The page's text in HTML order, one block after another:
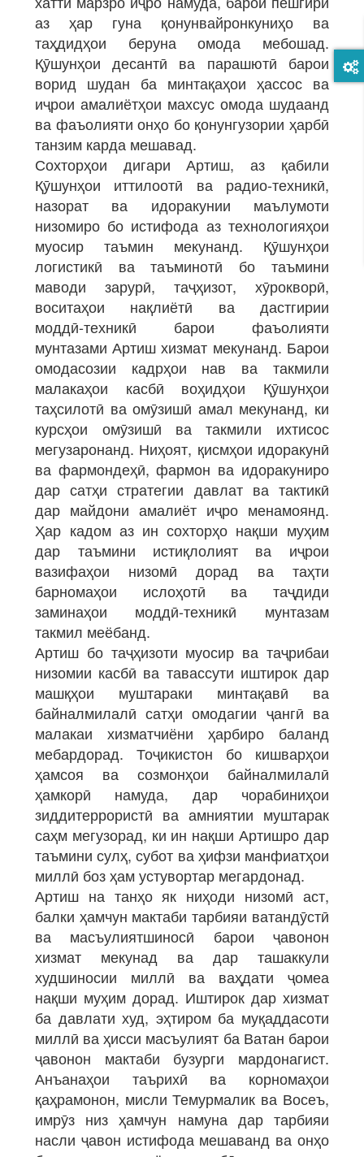
аз ҳар гуна қонунвайронкуниҳо ва
таҳдидҳои беруна омода мебошад.
Қӯшунҳои десантӣ ва парашютӣ барои
ворид шудан ба минтақаҳои ҳассос ва
иҷрои амалиётҳои махсус омода шудаанд
ва фаъолияти онҳо бо қонунгузории ҳарбӣ
танзим карда мешавад.
Сохторҳои дигари Артиш, аз қабили
Қӯшунҳои иттилоотӣ ва радио‑техникӣ,
назорат ва идоракунии маълумоти
низомиро бо истифода аз технологияҳои
муосир таъмин мекунанд. Қӯшунҳои
логистикӣ ва таъминотӣ бо таъмини
маводи зарурӣ, таҷҳизот, хӯрокворӣ,
воситаҳои нақлиётӣ ва дастгирии
моддӣ‑техникӣ барои фаъолияти
мунтазами Артиш хизмат мекунанд. Барои
омодасозии кадрҳои нав ва такмили
малакаҳои касбӣ воҳидҳои Қӯшунҳои
таҳсилотӣ ва омӯзишӣ амал мекунанд, ки
курсҳои омӯзишӣ ва такмили ихтисос
мегузаронанд. Ниҳоят, қисмҳои идоракунӣ
ва фармондеҳӣ, фармон ва идоракуниро
дар сатҳи стратегии давлат ва тактикӣ
дар майдони амалиёт иҷро менамоянд.
Ҳар кадом аз ин сохторҳо нақши муҳим
дар таъмини истиқлолият ва иҷрои
вазифаҳои низомӣ дорад ва таҳти
барномаҳои ислоҳотӣ ва таҷдиди
заминаҳои моддӣ‑техникӣ мунтазам
такмил меёбанд.
Артиш бо таҷҳизоти муосир ва таҷрибаи
низомии касбӣ ва тавассути иштирок дар
машқҳои муштараки минтақавӣ ва
байналмилалӣ сатҳи омодагии ҷангӣ ва
малакаи хизматчиёни ҳарбиро баланд
мебардорад. Тоҷикистон бо кишварҳои
ҳамсоя ва созмонҳои байналмилалӣ
ҳамкорӣ намуда, дар чорабиниҳои
зиддитеррористӣ ва амниятии муштарак
саҳм мегузорад, ки ин нақши Артишро дар
таъмини сулҳ, субот ва ҳифзи манфиатҳои
миллӣ боз ҳам устувортар мегардонад.
Артиш на танҳо як ниҳоди низомӣ аст,
балки ҳамчун мактаби тарбияи ватандӯстӣ
ва масъулиятшиносӣ барои ҷавонон
хизмат мекунад ва дар ташаккули
худшиносии миллӣ ва ваҳдати ҷомеа
нақши муҳим дорад. Иштирок дар хизмат
ба давлати худ, эҳтиром ба муқаддасоти
миллӣ ва ҳисси масъулият ба Ватан барои
ҷавонон мактаби бузурги мардонагист.
Анъанаҳои таърихӣ ва корномаҳои
қаҳрамонон, мисли Темурмалик ва Восеъ,
имрӯз низ ҳамчун намуна дар тарбияи
насли ҷавон истифода мешаванд ва онҳо